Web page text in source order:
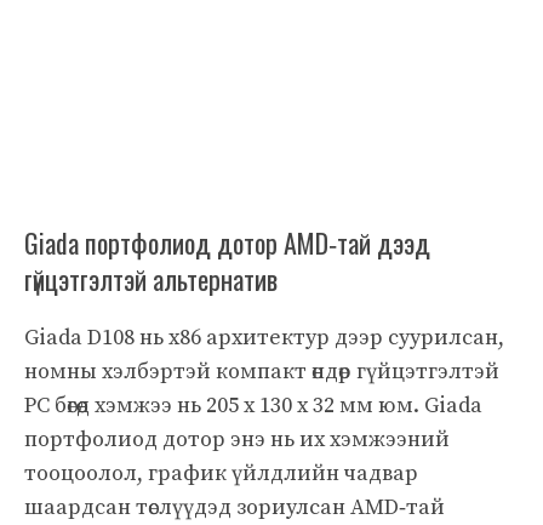
Giada портфолиод дотор AMD‑тай дээд
гүйцэтгэлтэй альтернатив
Giada D108 нь x86 архитектур дээр суурилсан,
номны хэлбэртэй компакт өндөр гүйцэтгэлтэй
PC бөгөөд хэмжээ нь 205 x 130 x 32 мм юм. Giada
портфолиод дотор энэ нь их хэмжээний
тооцоолол, график үйлдлийн чадвар
шаардсан төслүүдэд зориулсан AMD‑тай